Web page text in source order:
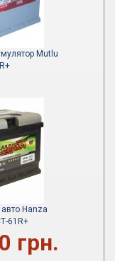
Mutlu
Hanza
61R+
грн.